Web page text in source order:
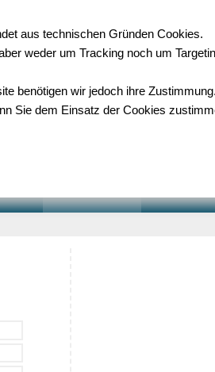
aus technischen Gründen Cookies.
weder um Tracking noch um
benötigen wir jedoch ihre
Sie dem Einsatz der Cookies